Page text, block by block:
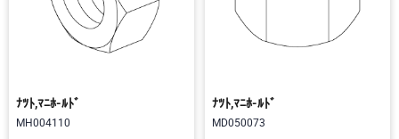
ﾅﾂﾄ,ﾏﾆﾎ-ﾙﾄﾞ
MH004110
ﾅﾂﾄ,ﾏﾆﾎ-ﾙﾄﾞ
MD050073